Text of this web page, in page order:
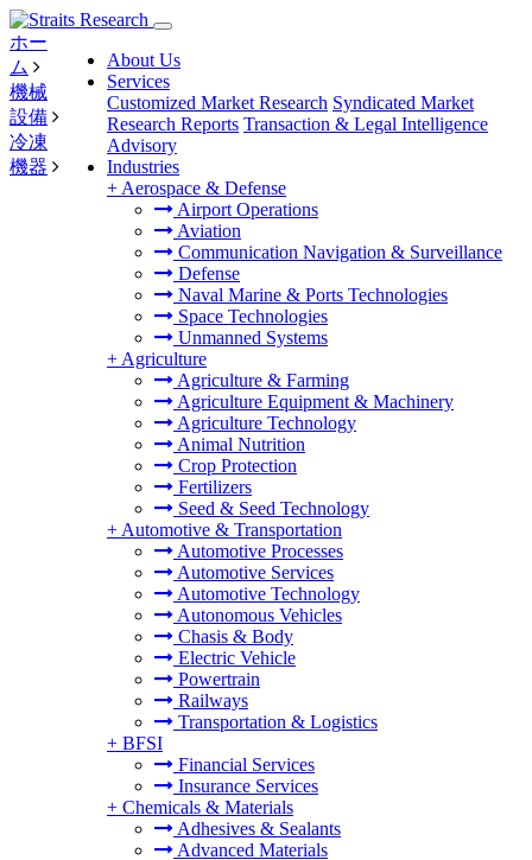
About Us
Services
Customized Market Research Syndicated Market
Research Reports Transaction & Legal Intelligence
Advisory
Industries
+ Aerospace & Defense
Airport Operations
Aviation
Communication Navigation & Surveillance
Defense
Naval Marine & Ports Technologies
Space Technologies
Unmanned Systems
+ Agriculture
Agriculture & Farming
Agriculture Equipment & Machinery
Agriculture Technology
Animal Nutrition
Crop Protection
Fertilizers
Seed & Seed Technology
+ Automotive & Transportation
Automotive Processes
Automotive Services
Automotive Technology
Autonomous Vehicles
Chasis & Body
Electric Vehicle
Powertrain
Railways
Transportation & Logistics
+ BFSI
Financial Services
Insurance Services
+ Chemicals & Materials
Adhesives & Sealants
Advanced Materials
ホー
ム
機械
設備
冷凍
機器